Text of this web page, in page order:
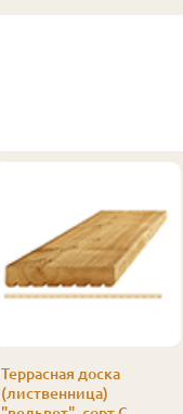
Террасная доска
(лиственница)